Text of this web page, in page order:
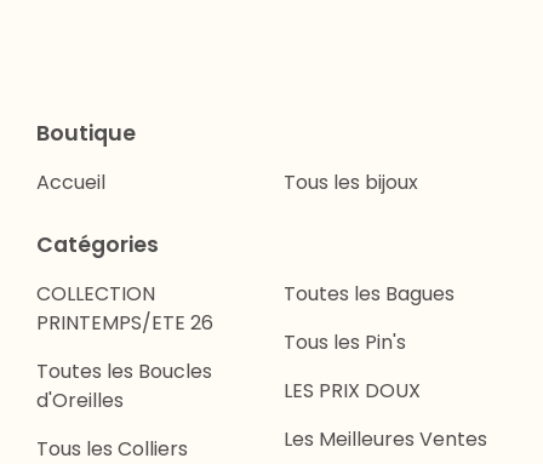
Boutique
Accueil Tous les bijoux
Catégories
COLLECTION
PRINTEMPS/ETE 26
Toutes les Boucles
d'Oreilles
Tous les Colliers
Toutes les Bagues
Tous les Pin's
LES PRIX DOUX
Les Meilleures Ventes